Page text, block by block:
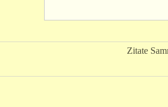
Zitate